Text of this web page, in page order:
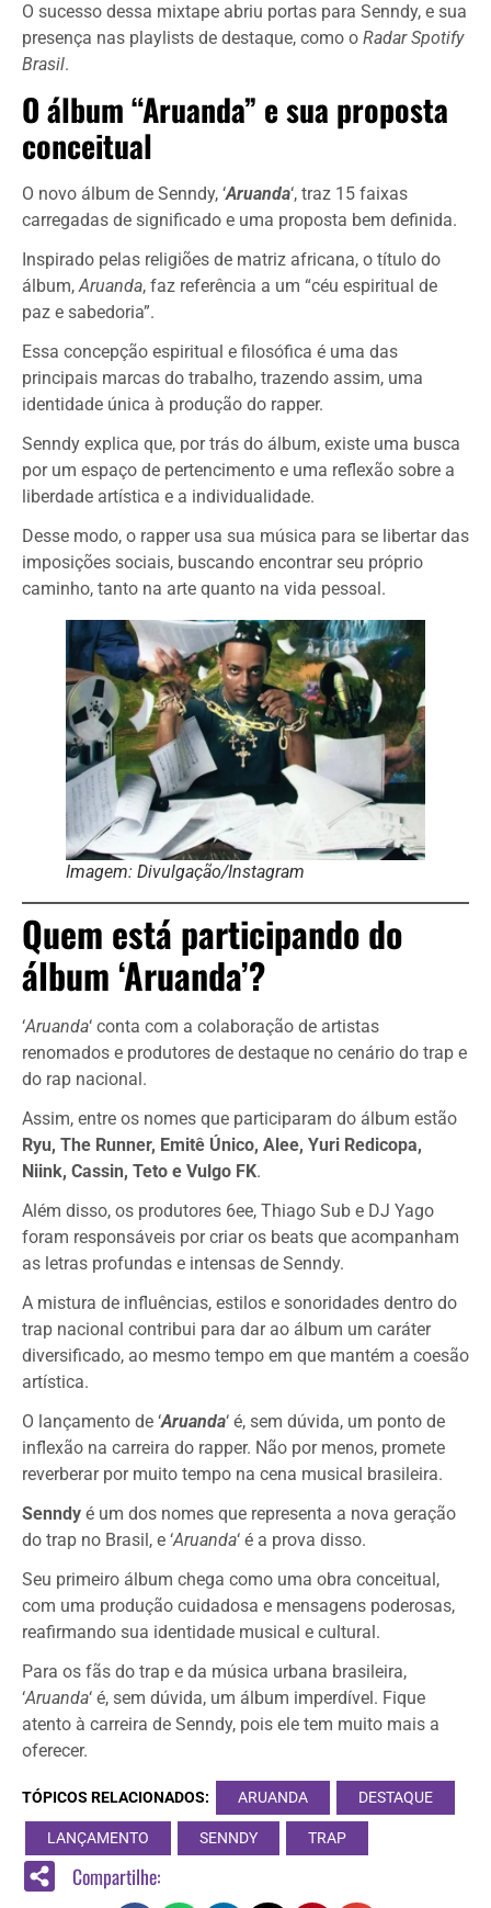
O sucesso dessa mixtape abriu portas para Senndy, e sua
presença nas playlists de destaque, como o Radar Spotify
Brasil.
O álbum “Aruanda” e sua proposta
conceitual
O novo álbum de Senndy, ‘Aruanda‘, traz 15 faixas
carregadas de significado e uma proposta bem definida.
Inspirado pelas religiões de matriz africana, o título do
álbum,Aruanda, faz referência a um “céu espiritual de
paz e sabedoria”.
Essa concepção espiritual e filosófica é uma das
principais marcas do trabalho, trazendo assim, uma
identidade única à produção do rapper.
Senndy explica que, por trás do álbum, existe uma busca
por um espaço de pertencimento e uma reflexão sobre a
liberdade artística e a individualidade.
Desse modo, o rapper usa sua música para se libertar das
imposições sociais, buscando encontrar seu próprio
caminho, tanto na arte quanto na vida pessoal.
Imagem: Divulgação/Instagram
Quem está participando do
álbum ‘Aruanda’?
‘Aruanda‘ conta com a colaboração de artistas
renomados e produtores de destaque no cenário do trap e
do rap nacional.
Assim, entre os nomes que participaram do álbum estão
Ryu, The Runner, Emitê Único, Alee, Yuri Redicopa,
Niink, Cassin, Teto e Vulgo FK.
Além disso, os produtores 6ee, Thiago Sub e DJ Yago
foram responsáveis por criar os beats que acompanham
as letras profundas e intensas de Senndy.
A mistura de influências, estilos e sonoridades dentro do
trap nacional contribui para dar ao álbum um caráter
diversificado, ao mesmo tempo em que mantém a coesão
artística.
O lançamento de ‘Aruanda‘ é, sem dúvida, um ponto de
inflexão na carreira do rapper. Não por menos, promete
reverberar por muito tempo na cena musical brasileira.
Senndy é um dos nomes que representa a nova geração
do trap no Brasil, e ‘Aruanda‘ é a prova disso.
Seu primeiro álbum chega como uma obra conceitual,
com uma produção cuidadosa e mensagens poderosas,
reafirmando sua identidade musical e cultural.
Para os fãs do trap e da música urbana brasileira,
‘Aruanda‘ é, sem dúvida, um álbum imperdível. Fique
atento à carreira de Senndy, pois ele tem muito mais a
oferecer.
TÓPICOS RELACIONADOS: ARUANDA DESTAQUE
LANÇAMENTO SENNDY TRAP
Compartilhe: